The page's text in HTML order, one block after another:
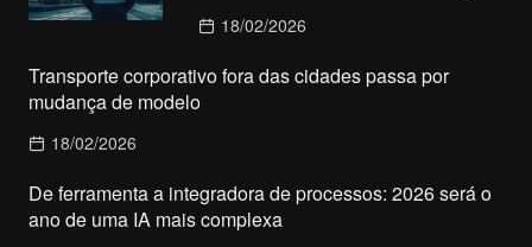
18/02/2026
Transporte corporativo fora das cidades passa por
mudança de modelo
18/02/2026
De ferramenta a integradora de processos: 2026 será o
ano de uma IA mais complexa